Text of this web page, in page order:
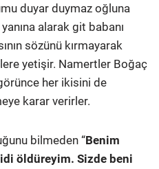
duyar duymaz oğluna
alarak git babanı
sözünü kırmayarak
yetişir. Namertler Boğaç
her ikisini de
karar verirler.
bilmeden “Benim
öldüreyim. Sizde beni